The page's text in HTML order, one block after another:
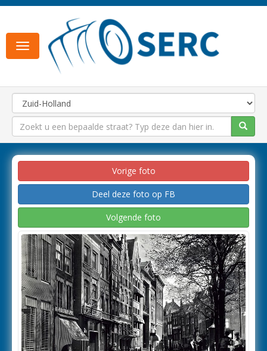
Toggle
navigation
Vorige foto
Deel deze foto op FB
Volgende foto